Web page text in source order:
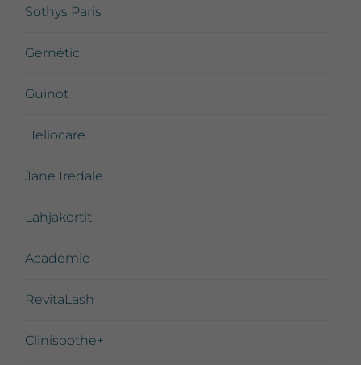
Sothys Paris
Gernétic
Guinot
Heliocare
Jane Iredale
Lahjakortit
Academie
RevitaLash
Clinisoothe+